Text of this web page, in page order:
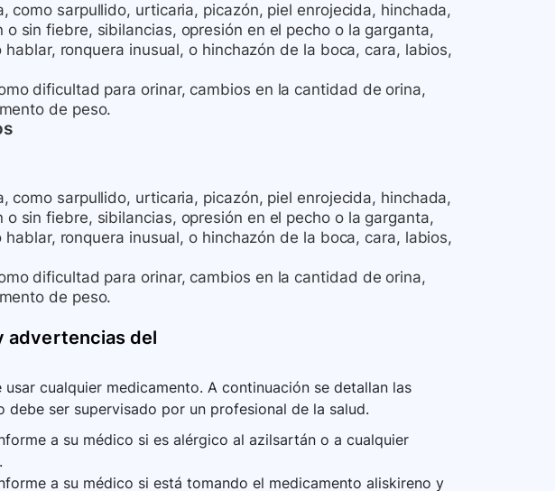
como sarpullido, urticaria, picazón, piel enrojecida, hinchada,
sin fiebre, sibilancias, opresión en el pecho o la garganta,
ronquera inusual, o hinchazón de la boca, cara, labios,
dificultad para orinar, cambios en la cantidad de orina,
de peso.
como sarpullido, urticaria, picazón, piel enrojecida, hinchada,
sin fiebre, sibilancias, opresión en el pecho o la garganta,
ronquera inusual, o hinchazón de la boca, cara, labios,
dificultad para orinar, cambios en la cantidad de orina,
de peso.
advertencias del
cualquier medicamento. A continuación se detallan las
debe ser supervisado por un profesional de la salud.
a su médico si es alérgico al azilsartán o a cualquier
a su médico si está tomando el medicamento aliskireno y